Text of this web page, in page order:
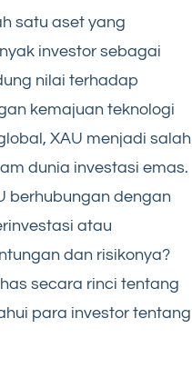
satu aset yang
investor sebagai
nilai terhadap
kemajuan teknologi
XAU menjadi salah
dunia investasi emas.
berhubungan dengan
atau
dan risikonya?
secara rinci tentang
para investor tentang